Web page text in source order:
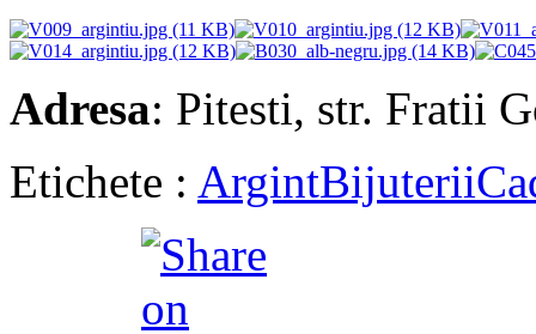
Adresa: Pitesti, str. Fratii
Etichete : ArgintBijuterii